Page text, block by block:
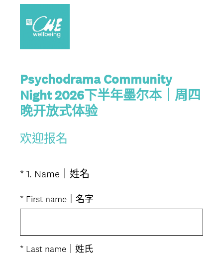
Psychodrama Community
Night 2026下半年墨尔本｜周四
晚开放式体验
欢迎报名
Question
* 1. Name｜姓名
答
。
* First name｜名字
* Last name｜姓氏